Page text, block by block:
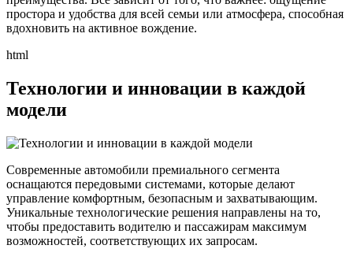
простора и удобства для всей семьи или атмосфера, способная
вдохновить на активное вождение.
html
Технологии и инновации в каждой
модели
Современные автомобили премиального сегмента
оснащаются передовыми системами, которые делают
управление комфортным, безопасным и захватывающим.
Уникальные технологические решения направлены на то,
чтобы предоставить водителю и пассажирам максимум
возможностей, соответствующих их запросам.